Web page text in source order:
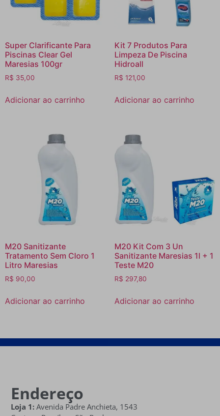
Super Clarificante Para
Piscinas Clear Gel
Maresias 100gr
R$ 35,00
Adicionar ao carrinho
Kit 7 Produtos Para
Limpeza De Piscina
Hidroall
R$ 121,00
Adicionar ao carrinho
M20 Sanitizante
Tratamento Sem Cloro 1
Litro Maresias
R$ 90,00
Adicionar ao carrinho
M20 Kit Com 3 Un
Sanitizante Maresias 1l + 1
Teste M20
R$ 297,80
Adicionar ao carrinho
Endereço
Loja 1: Avenida Padre Anchieta, 1543